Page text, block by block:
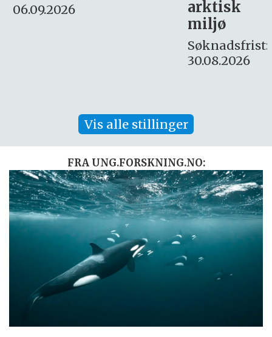
Søknadsfrist:
16. august.
Vis alle stillinger
FRA UNG.FORSKNING.NO: